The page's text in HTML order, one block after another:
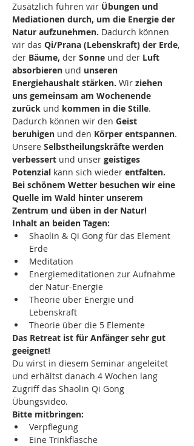
Zusätzlich führen wir Übungen und
Mediationen durch, um die Energie der
Natur aufzunehmen. Dadurch können
wir das Qi/Prana (Lebenskraft) der Erde,
der Bäume, der Sonne und der Luft
absorbieren und unseren
Energiehaushalt stärken. Wir ziehen
uns gemeinsam am Wochenende
zurück und kommen in die Stille.
Dadurch können wir den Geist
beruhigen und den Körper entspannen.
Unsere Selbstheilungskräfte werden
verbessert und unser geistiges
Potenzial kann sich wieder entfalten.
Bei schönem Wetter besuchen wir eine
Quelle im Wald hinter unserem
Zentrum und üben in der Natur!
Inhalt an beiden Tagen:
Shaolin & Qi Gong für das Element
Erde
Meditation
Energiemeditationen zur Aufnahme
der Natur-Energie
Theorie über Energie und
Lebenskraft
Theorie über die 5 Elemente
Das Retreat ist für Anfänger sehr gut
geeignet!
Du wirst in diesem Seminar angeleitet
und erhältst danach 4 Wochen lang
Zugriff das Shaolin Qi Gong
Übungsvideo.
Bitte mitbringen:
Verpflegung
Eine Trinkflasche